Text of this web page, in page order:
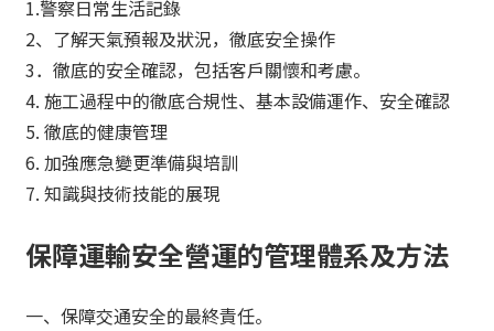
1.警察日常生活記錄
2、了解天氣預報及狀況，徹底安全操作
3．徹底的安全確認，包括客戶關懷和考慮。
4. 施工過程中的徹底合規性、基本設備運作、安全確認
5. 徹底的健康管理
6. 加強應急變更準備與培訓
7. 知識與技術技能的展現
保障運輸安全營運的管理體系及方法
一、保障交通安全的最終責任。